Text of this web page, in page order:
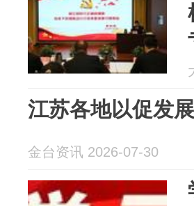
江苏各地以促发
金台资讯 2026-07-30